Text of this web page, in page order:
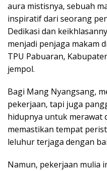
aura mistisnya, sebuah
inspiratif dari seorang
Dedikasi dan
menjadi penjaga makam
TPU Pabuaran,
jempol.
Bagi Mang Nyangsang,
pekerjaan, tapi juga
hidupnya untuk merawat
memastikan tempat
leluhur terjaga dengan
Namun, pekerjaan mulia